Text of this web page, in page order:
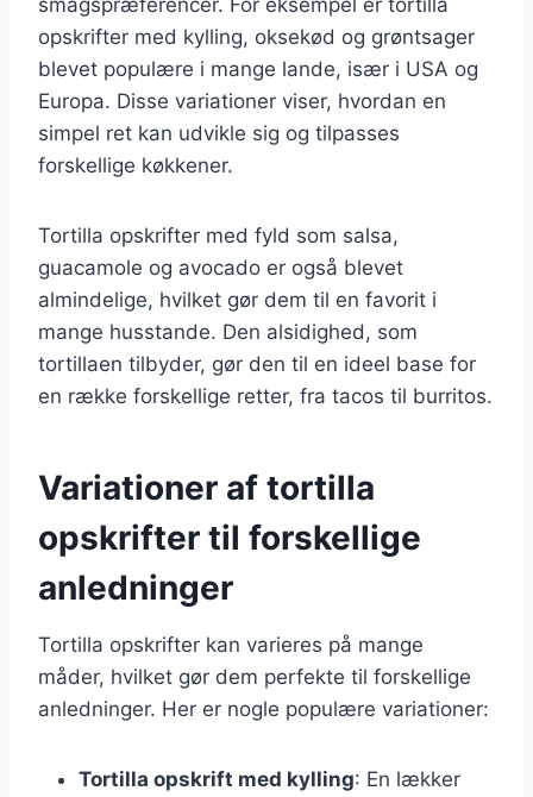
opskrifter med kylling, oksekød og grøntsager
blevet populære i mange lande, især i USA og
Europa. Disse variationer viser, hvordan en
simpel ret kan udvikle sig og tilpasses
forskellige køkkener.
Tortilla opskrifter med fyld som salsa,
guacamole og avocado er også blevet
almindelige, hvilket gør dem til en favorit i
mange husstande. Den alsidighed, som
tortillaen tilbyder, gør den til en ideel base for
en række forskellige retter, fra tacos til burritos.
Variationer af tortilla
opskrifter til forskellige
anledninger
Tortilla opskrifter kan varieres på mange
måder, hvilket gør dem perfekte til forskellige
anledninger. Her er nogle populære variationer:
Tortilla opskrift med kylling: En lækker